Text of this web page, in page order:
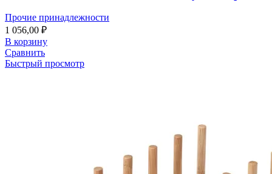
Прочие принадлежности
1 056,00 ₽
В корзину
Сравнить
Быстрый просмотр